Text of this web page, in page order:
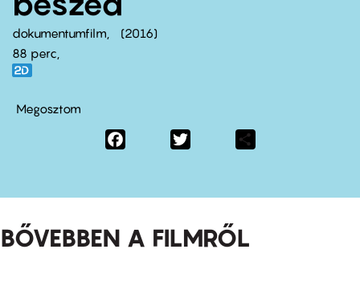
dokumentumfilm
2016
88 perc,
Megosztom
Facebook
BŐVEBBEN A FILMRŐL